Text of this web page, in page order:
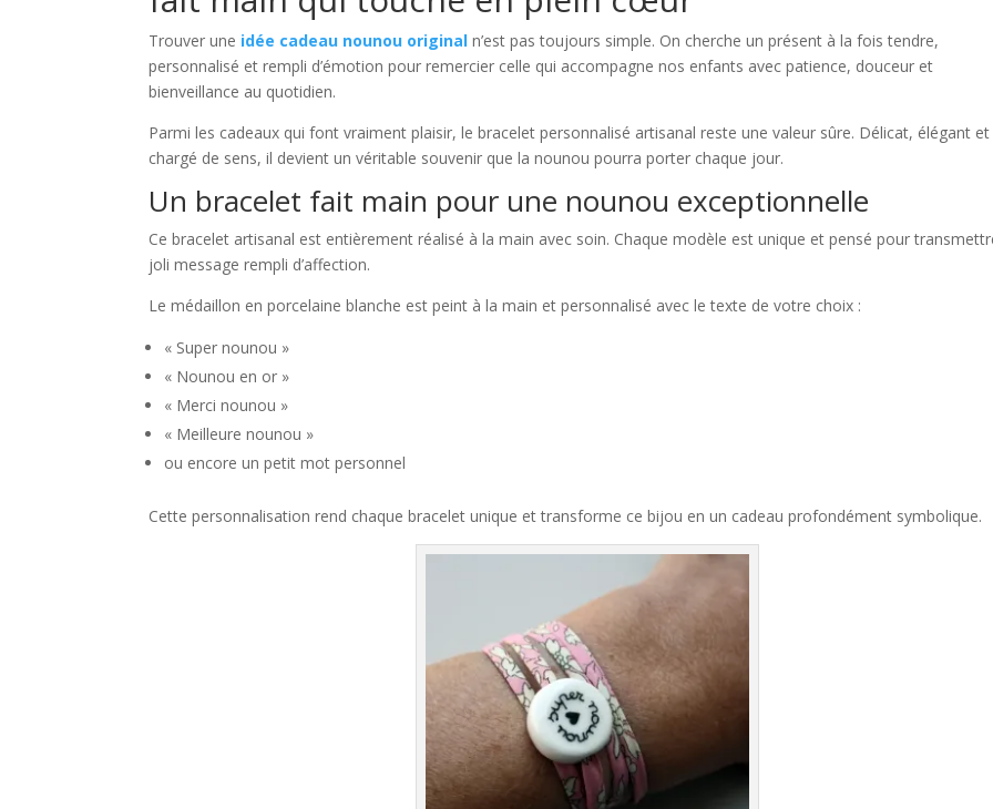
Trouver une idée cadeau nounou original n’est pas toujours simple. On cherche un présent à la fois tendre,
personnalisé et rempli d’émotion pour remercier celle qui accompagne nos enfants avec patience, douceur et
bienveillance au quotidien.
Parmi les cadeaux qui font vraiment plaisir, le bracelet personnalisé artisanal reste une valeur sûre. Délicat, élégant et
chargé de sens, il devient un véritable souvenir que la nounou pourra porter chaque jour.
Un bracelet fait main pour une nounou exceptionnelle
Ce bracelet artisanal est entièrement réalisé à la main avec soin. Chaque modèle est unique et pensé pour
joli message rempli d’affection.
Le médaillon en porcelaine blanche est peint à la main et personnalisé avec le texte de votre choix :
« Super nounou »
« Nounou en or »
« Merci nounou »
« Meilleure nounou »
ou encore un petit mot personnel
Cette personnalisation rend chaque bracelet unique et transforme ce bijou en un cadeau profondément symbolique.